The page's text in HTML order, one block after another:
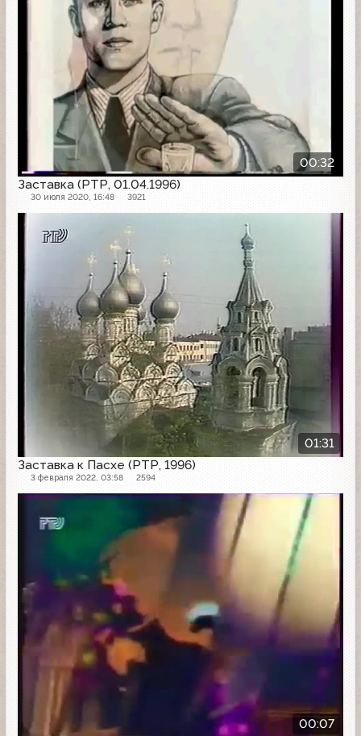
00:32
Заставка (РТР, 01.04.1996)
30 июля 2020, 16:48 3921
01:31
Заставка к Пасхе (РТР, 1996)
3 февраля 2022, 03:58 2594
00:07
Заставка